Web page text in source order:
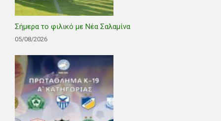
Σήμερα το φιλικό με Νέα Σαλαμίνα
05/08/2026